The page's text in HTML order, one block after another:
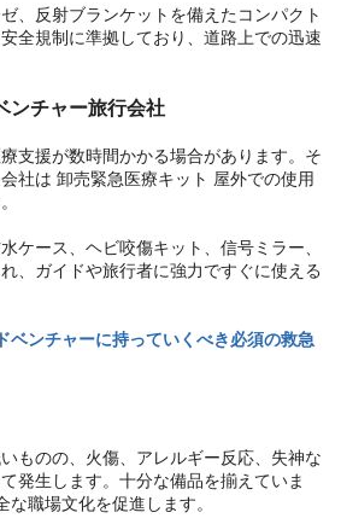
、反射ブランケットを備えたコンパクト
全規制に準拠しており、道路上での迅速
ンチャー旅行会社
支援が数時間かかる場合があります。そ
社は 卸売緊急医療キット 屋外での使用
ケース、ヘビ咬傷キット、信号ミラー、
、ガイドや旅行者に強力ですぐに使える
ベンチャーに持っていくべき必須の救急
ものの、火傷、アレルギー反応、失神な
発生します。十分な備品を揃えていま
職場文化を促進します。